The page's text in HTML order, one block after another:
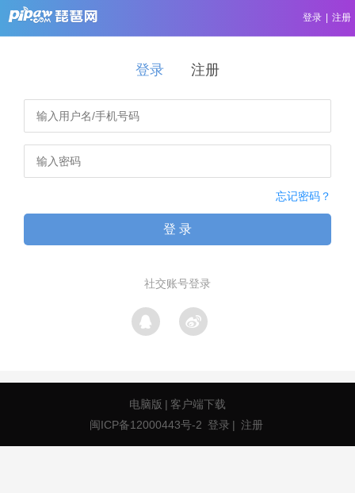
登录 注册
登录 注册
忘记密码？
登 录
社交账号登录
电脑版 | 客户端下载
闽ICP备12000443号-2 登录 | 注册